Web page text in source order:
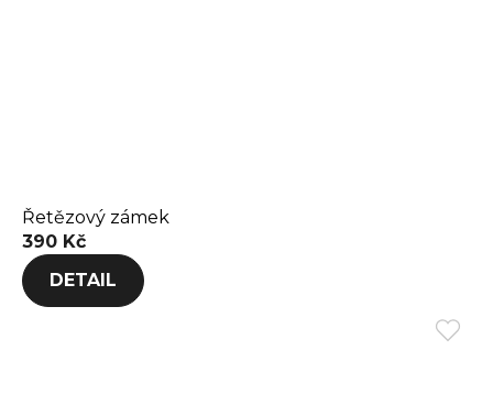
Řetězový zámek
390 Kč
DETAIL